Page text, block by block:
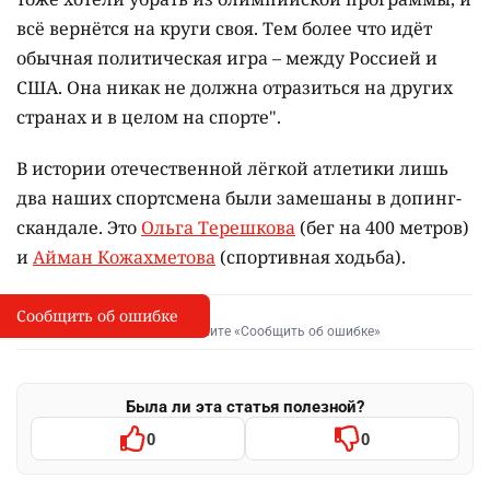
всё вернётся на круги своя. Тем более что идёт
обычная политическая игра – между Россией и
США. Она никак не должна отразиться на других
странах и в целом на спорте".
В истории отечественной лёгкой атлетики лишь
два наших спортсмена были замешаны в допинг-
скандале. ЭтоОльга Терешкова (бег на400 метров)
иАйман Кожахметова (спортивная ходьба).
I
Сообщить об опечатке
Выделите фрагмент и нажмите «Сообщить об ошибке»
Была ли эта статья полезной?
0 0
Сообщить об ошибке